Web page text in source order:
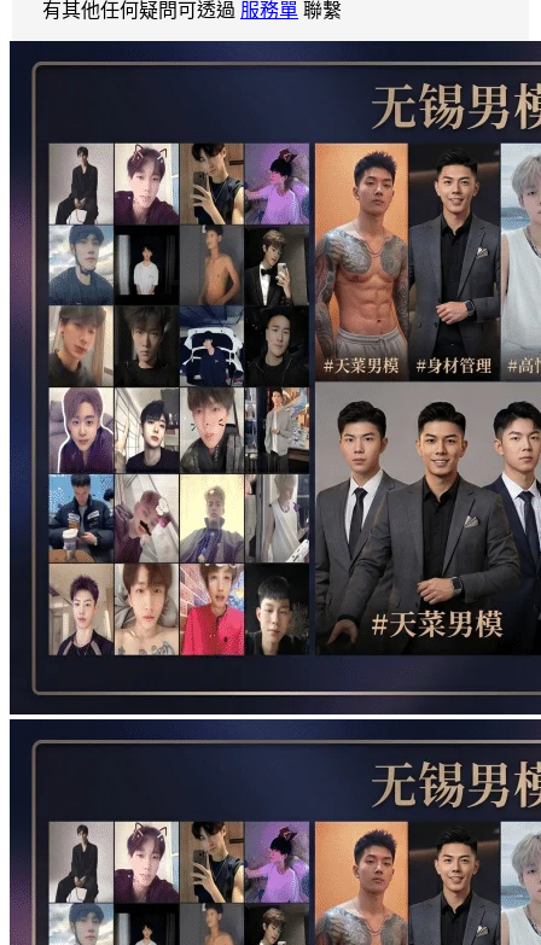
有其他任何疑問可透過 服務單 聯繫